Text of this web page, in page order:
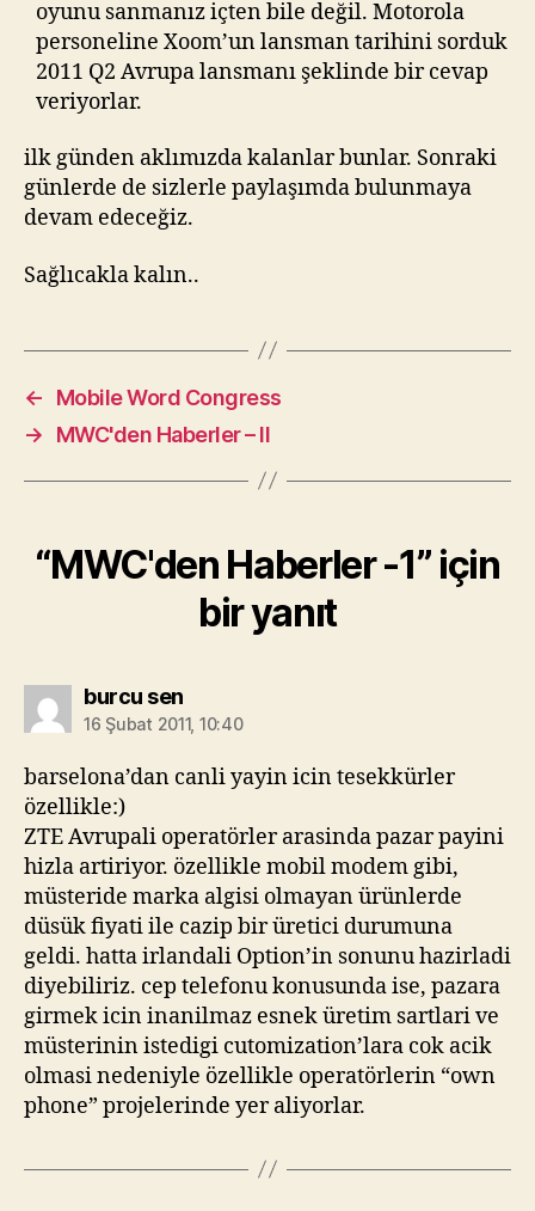
oyunu sanmanız içten bile değil. Motorola
personeline Xoom’un lansman tarihini sorduk
2011 Q2 Avrupa lansmanı şeklinde bir cevap
veriyorlar.
ilk günden aklımızda kalanlar bunlar. Sonraki
günlerde de sizlerle paylaşımda bulunmaya
devam edeceğiz.
Sağlıcakla kalın..
←
Mobile Word Congress
→
MWC'den Haberler – II
“MWC'den Haberler -1” için
bir yanıt
burcu sendiyorki:
16 Şubat 2011, 10:40
barselona’dan canli yayin icin tesekkürler
özellikle:)
ZTE Avrupali operatörler arasinda pazar payini
hizla artiriyor. özellikle mobil modem gibi,
müsteride marka algisi olmayan ürünlerde
düsük fiyati ile cazip bir üretici durumuna
geldi. hatta irlandali Option’in sonunu hazirladi
diyebiliriz. cep telefonu konusunda ise, pazara
girmek icin inanilmaz esnek üretim sartlari ve
müsterinin istedigi cutomization’lara cok acik
olmasi nedeniyle özellikle operatörlerin “own
phone” projelerinde yer aliyorlar.